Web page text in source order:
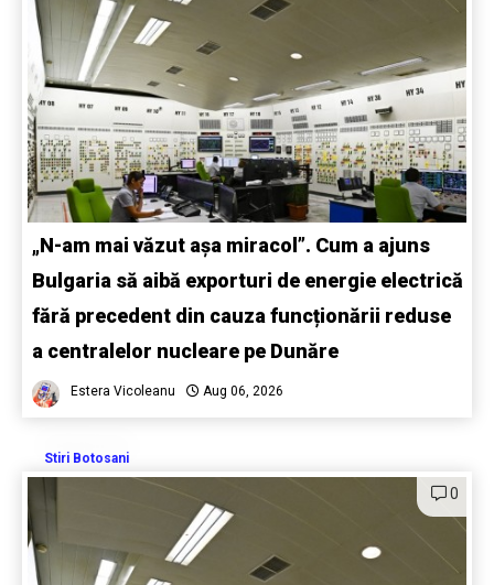
„N-am mai văzut așa miracol”. Cum a ajuns
Bulgaria să aibă exporturi de energie electrică
fără precedent din cauza funcționării reduse
a centralelor nucleare pe Dunăre
Estera Vicoleanu Aug 06, 2026
Stiri Botosani
0